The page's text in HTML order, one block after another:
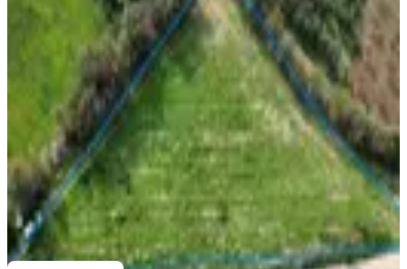
Köyünde 2908 M2 Satılık Tarla
Ayvacık, Kösedere Köyü
2908 m²
636/m² 03.11.2025
1.850.000 ₺
HAN EMLAK OTOMOTİV Nuri Sever
Ara